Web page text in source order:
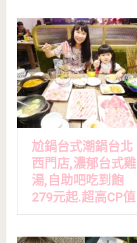
尬鍋台式潮鍋台北
西門店,濃郁台式雞
湯,自助吧吃到飽
279元起.超高CP值